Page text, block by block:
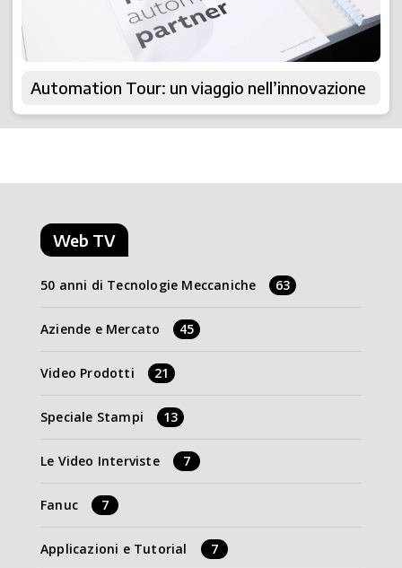
Automation Tour: un viaggio nell’innovazione
Web TV
50 anni di Tecnologie Meccaniche 63
Aziende e Mercato 45
Video Prodotti 21
Speciale Stampi 13
Le Video Interviste 7
Fanuc 7
Applicazioni e Tutorial 7